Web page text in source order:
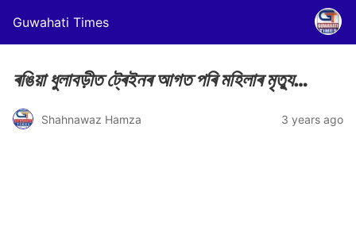
Guwahati Times
ৰঙিয়া ধুলাবড়ীত ট্ৰেইনৰ আগত পৰি মহিলাৰ মৃত্যু…
Shahnawaz Hamza 3 years ago